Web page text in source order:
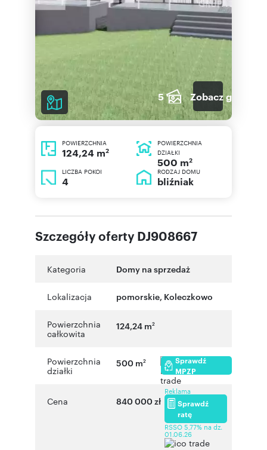
5 Zobacz galerię
POWIERZCHNIA
124,24 m2
POWIERZCHNIA
DZIAŁKI
500 m2
LICZBA POKOI
4
RODZAJ DOMU
bliźniak
Szczegóły oferty DJ908667
Kategoria Domy na sprzedaż
Lokalizacja pomorskie, Koleczkowo
Powierzchnia
całkowita
124,24 m2
Powierzchnia
działki
500 m2
Sprawdź
MPZP
Cena 840 000 zł
Reklama
Sprawdź
ratę
RSSO 5,77% na dz.
01.06.26